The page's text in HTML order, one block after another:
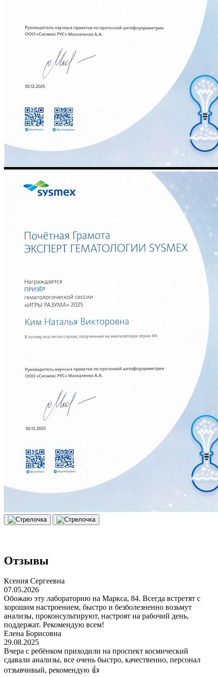
Отзывы
Ксения Сергеевна
07.05.2026
Обожаю эту лабораторию на Маркса, 84. Всегда встретят с
хорошим настроением, быстро и безболезненно возьмут
анализы, проконсультируют, настроят на рабочий день,
поддержат. Рекомендую всем!
Елена Борисовна
29.08.2025
Вчера с ребёнком приходили на проспект космический
сдавали анализы, все очень быстро, качественно, персонал
отзывчивый, рекомендую 👍